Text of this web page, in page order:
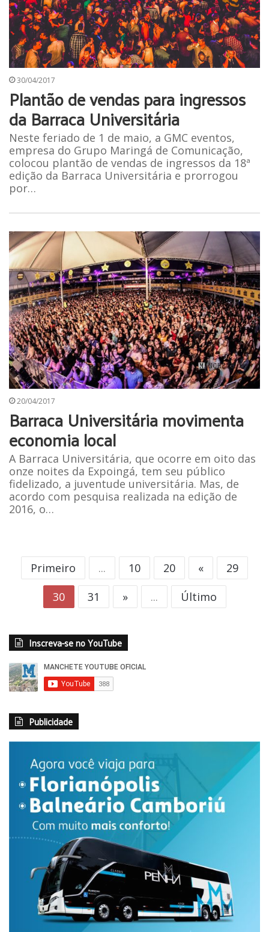
30/04/2017
Plantão de vendas para ingressos
da Barraca Universitária
Neste feriado de 1 de maio, a GMC eventos,
empresa do Grupo Maringá de Comunicação,
colocou plantão de vendas de ingressos da 18ª
edição da Barraca Universitária e prorrogou
por…
20/04/2017
Barraca Universitária movimenta
economia local
A Barraca Universitária, que ocorre em oito das
onze noites da Expoingá, tem seu público
fidelizado, a juventude universitária. Mas, de
acordo com pesquisa realizada na edição de
2016, o…
Primeiro ... 10 20 «
29
30
31 » ... Último
Inscreva-se no YouTube
Publicidade